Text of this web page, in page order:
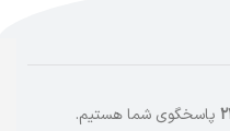
پاسخگوی شما هستیم.